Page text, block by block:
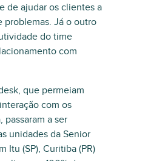
de ajudar os clientes a
problemas. Já o outro
do time
com
que permeiam
com os
passaram a ser
unidades da Senior
Itu (SP), Curitiba (PR)